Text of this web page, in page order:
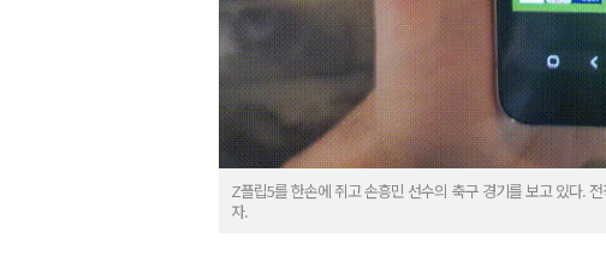
Z플립5를 한손에 쥐고 손흥민 선수의 축구 경기를 보고 있다.
자.